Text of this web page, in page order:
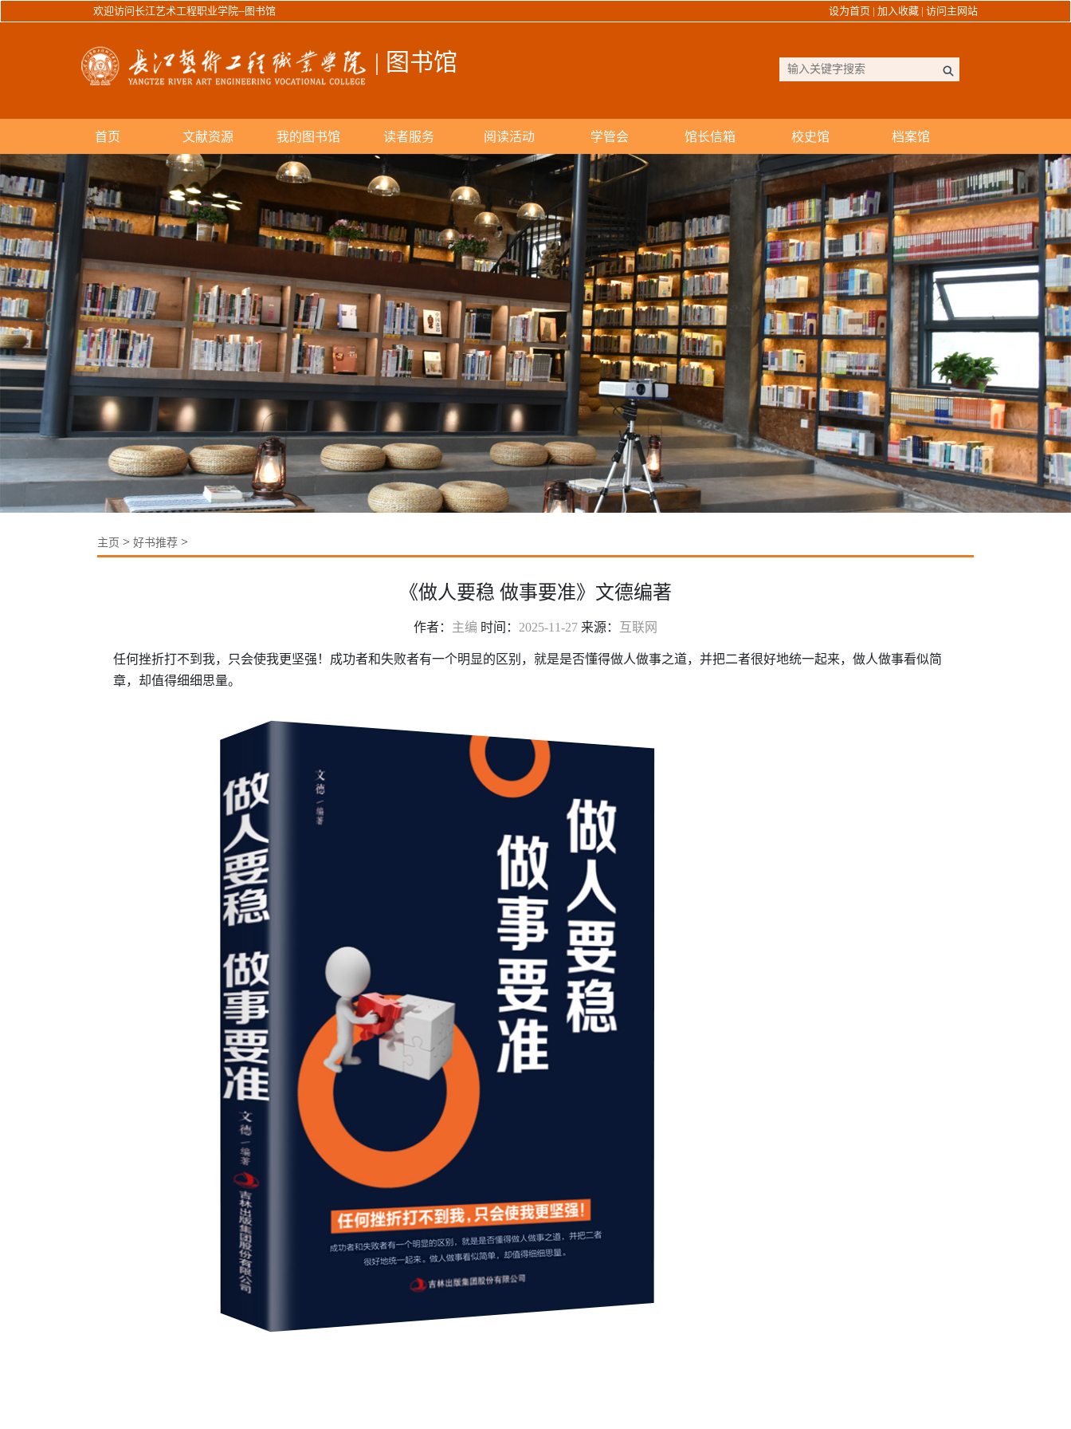
欢迎访问长江艺术工程职业学院--图书馆 设为首页 | 加入收藏 | 访问主网站
| 图书馆
首页 文献资源 我的图书馆 读者服务 阅读活动 学管会 馆长信箱 校史馆 档案馆
主页 > 好书推荐 >
《做人要稳 做事要准》文德编著
作者： 主编 时间： 2025-11-27 来源： 互联网
任何挫折打不到我，只会使我更坚强！成功者和失败者有一个明显的区别，就是是否懂得做人做事之道，并把二者很好地统一起来，做人做事看似简
章，却值得细细思量。